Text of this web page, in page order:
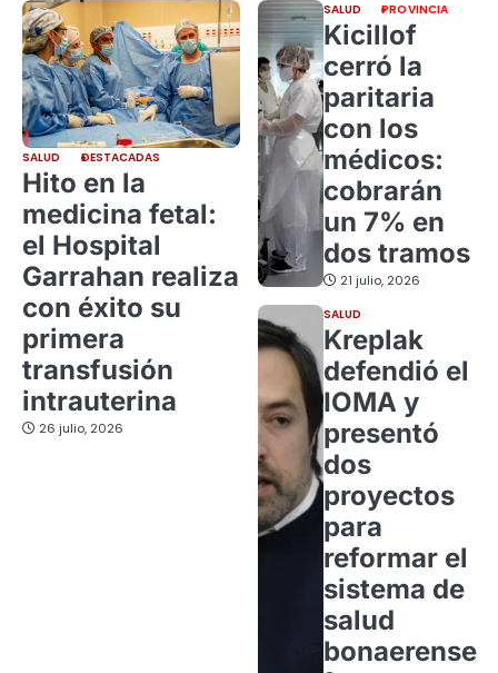
SALUD DESTACADAS
Hito en la
medicina fetal:
el Hospital
Garrahan realiza
con éxito su
primera
transfusión
intrauterina
26 julio, 2026
SALUD PROVINCIA
Kicillof
cerró la
paritaria
con los
médicos:
cobrarán
un 7% en
dos tramos
21 julio, 2026
SALUD
Kreplak
defendió el
IOMA y
presentó
dos
proyectos
para
reformar el
sistema de
salud
bonaerense